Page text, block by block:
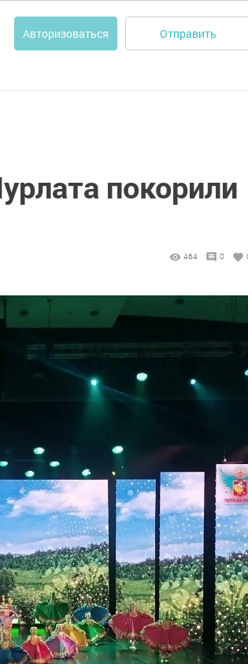
Авторизоваться Отправить
покорили
464 0